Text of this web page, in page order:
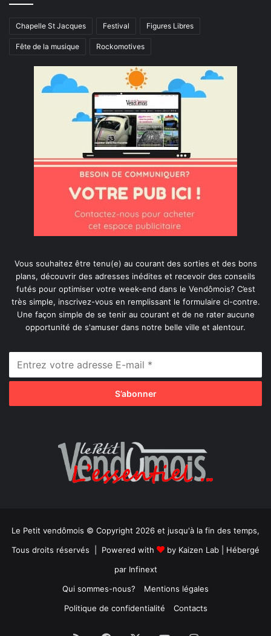
Chapelle St Jacques Festival Figures Libres
Fête de la musique Rockomotives
Vous souhaitez être tenu(e) au courant des sorties et des bons
plans, découvrir des adresses inédites et recevoir des conseils
futés pour optimiser votre week-end dans le Vendômois? C’est
très simple, inscrivez-vous en remplissant le formulaire ci-contre.
Une façon simple de se tenir au courant et de ne rater aucune
opportunité de s'amuser dans notre belle ville et alentour.
Le Petit vendômois © Copyright 2026 et jusqu'à la fin des temps,
Tous droits réservés | Powered with
by Kaizen Lab | Hébergé
par Infinext
Qui sommes-nous?
Mentions légales
Politique de confidentialité
Contacts